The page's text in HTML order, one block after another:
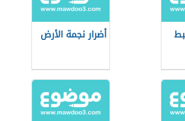
أضرار نجمة الأرض